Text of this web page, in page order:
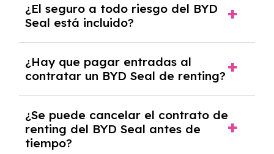
coche, renovarlo por uno nuevo o, en algunos
casos, comprarlo a un precio previamente
acordado.
¿El seguro a todo riesgo del BYD
Seal está incluido?
Seal con el seguro a todo riesgo sin franquicia
incluido dentro de las cuotas mensuales.
¿Hay que pagar entradas al
contratar un BYD Seal de renting?
tendrás que pagar ningún tipo de entrada
salvo en casos que lo exija el proveedor
debido al resultado del estudio de viabilidad
¿Se puede cancelar el contrato de
renting del BYD Seal antes de
tiempo?